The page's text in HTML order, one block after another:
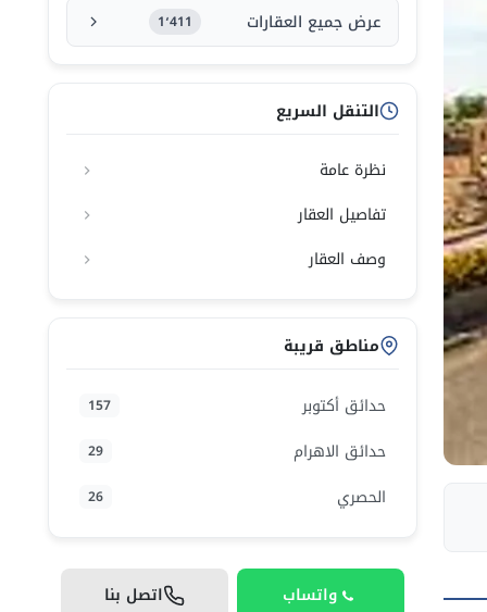
عرض جميع العقارات 1٬411
التنقل السريع
نظرة عامة
تفاصيل العقار
وصف العقار
مناطق قريبة
حدائق أكتوبر 157
حدائق الاهرام 29
الحصري 26
واتساب اتصل بنا